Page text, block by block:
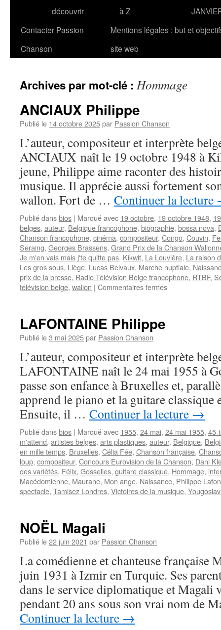
découvrir
à Z
Contacter Passion
Chanson
Mentions légales : but et
site web
Archives par mot-clé : Hommage
ANCIAUX Philippe
Publié le 14 octobre 2025par Passion Chanson
L’auteur, compositeur et interprète
ANCIAUX naît le 19 octobre 1948 à
jeune, Philippe aime raconter des
musique. Il apprécie aussi fortement
wallon. Fort de … Continuer la lecture
Publié dansbios | Marqué avec 19 octobre, 19 octobre 1948,
belges, auteur, Belgique francophone, biographie, bossa nova,
Chanson francophone, cinéma, compositeur, Congo, Couvin,
Seraing, Georges Brassens, Grand Prix de la Chanson
Je m'en vais mais j'te quitte pas, Kikwit, La Louvière, La raison
Les gros sous, Liège, Lucas Belvaux, Marche nuptiale,
prix de la presse, Radio Télévision Belge francophone, RTBF,
télévision belge, wallon | Commentaires ferméssur
LAFONTAINE Philippe
Publié le3 mai 2025par Passion Chanson
L’auteur, compositeur et interprète
LAFONTAINE naît le 24 mai 1955 à
passe son enfance à Bruxelles et,
apprend le piano et la guitare classique
Ensuite, il … Continuer la lecture →
Publié dansbios | Marqué avec 1955, 24 mai, 24 mai 1955, 45-
m'attend, artistes belges, arts plastiques, auteur, Belgique,
en mille temps, Bruxelles, Célia Fée, Chanson française,
loup, compositeur, Concours Eurovision de la Chanson, Dani
des variétés, Félix, Gosselies, guitare classique, Hommage,
Macédomienne, Maurane, Mon ange, Naissance, Philippe
spectacle, Tamisez Londres, Victoires de la musique,
NOËL Magali
Publié le22 juin 2021 par Passion Chanson
La comédienne et chanteuse française
juin 1931 à Izmir en Turquie. Ses
dans le service diplomatique et Magali
pendant 20 ans sous son vrai nom de
Continuer la lecture →